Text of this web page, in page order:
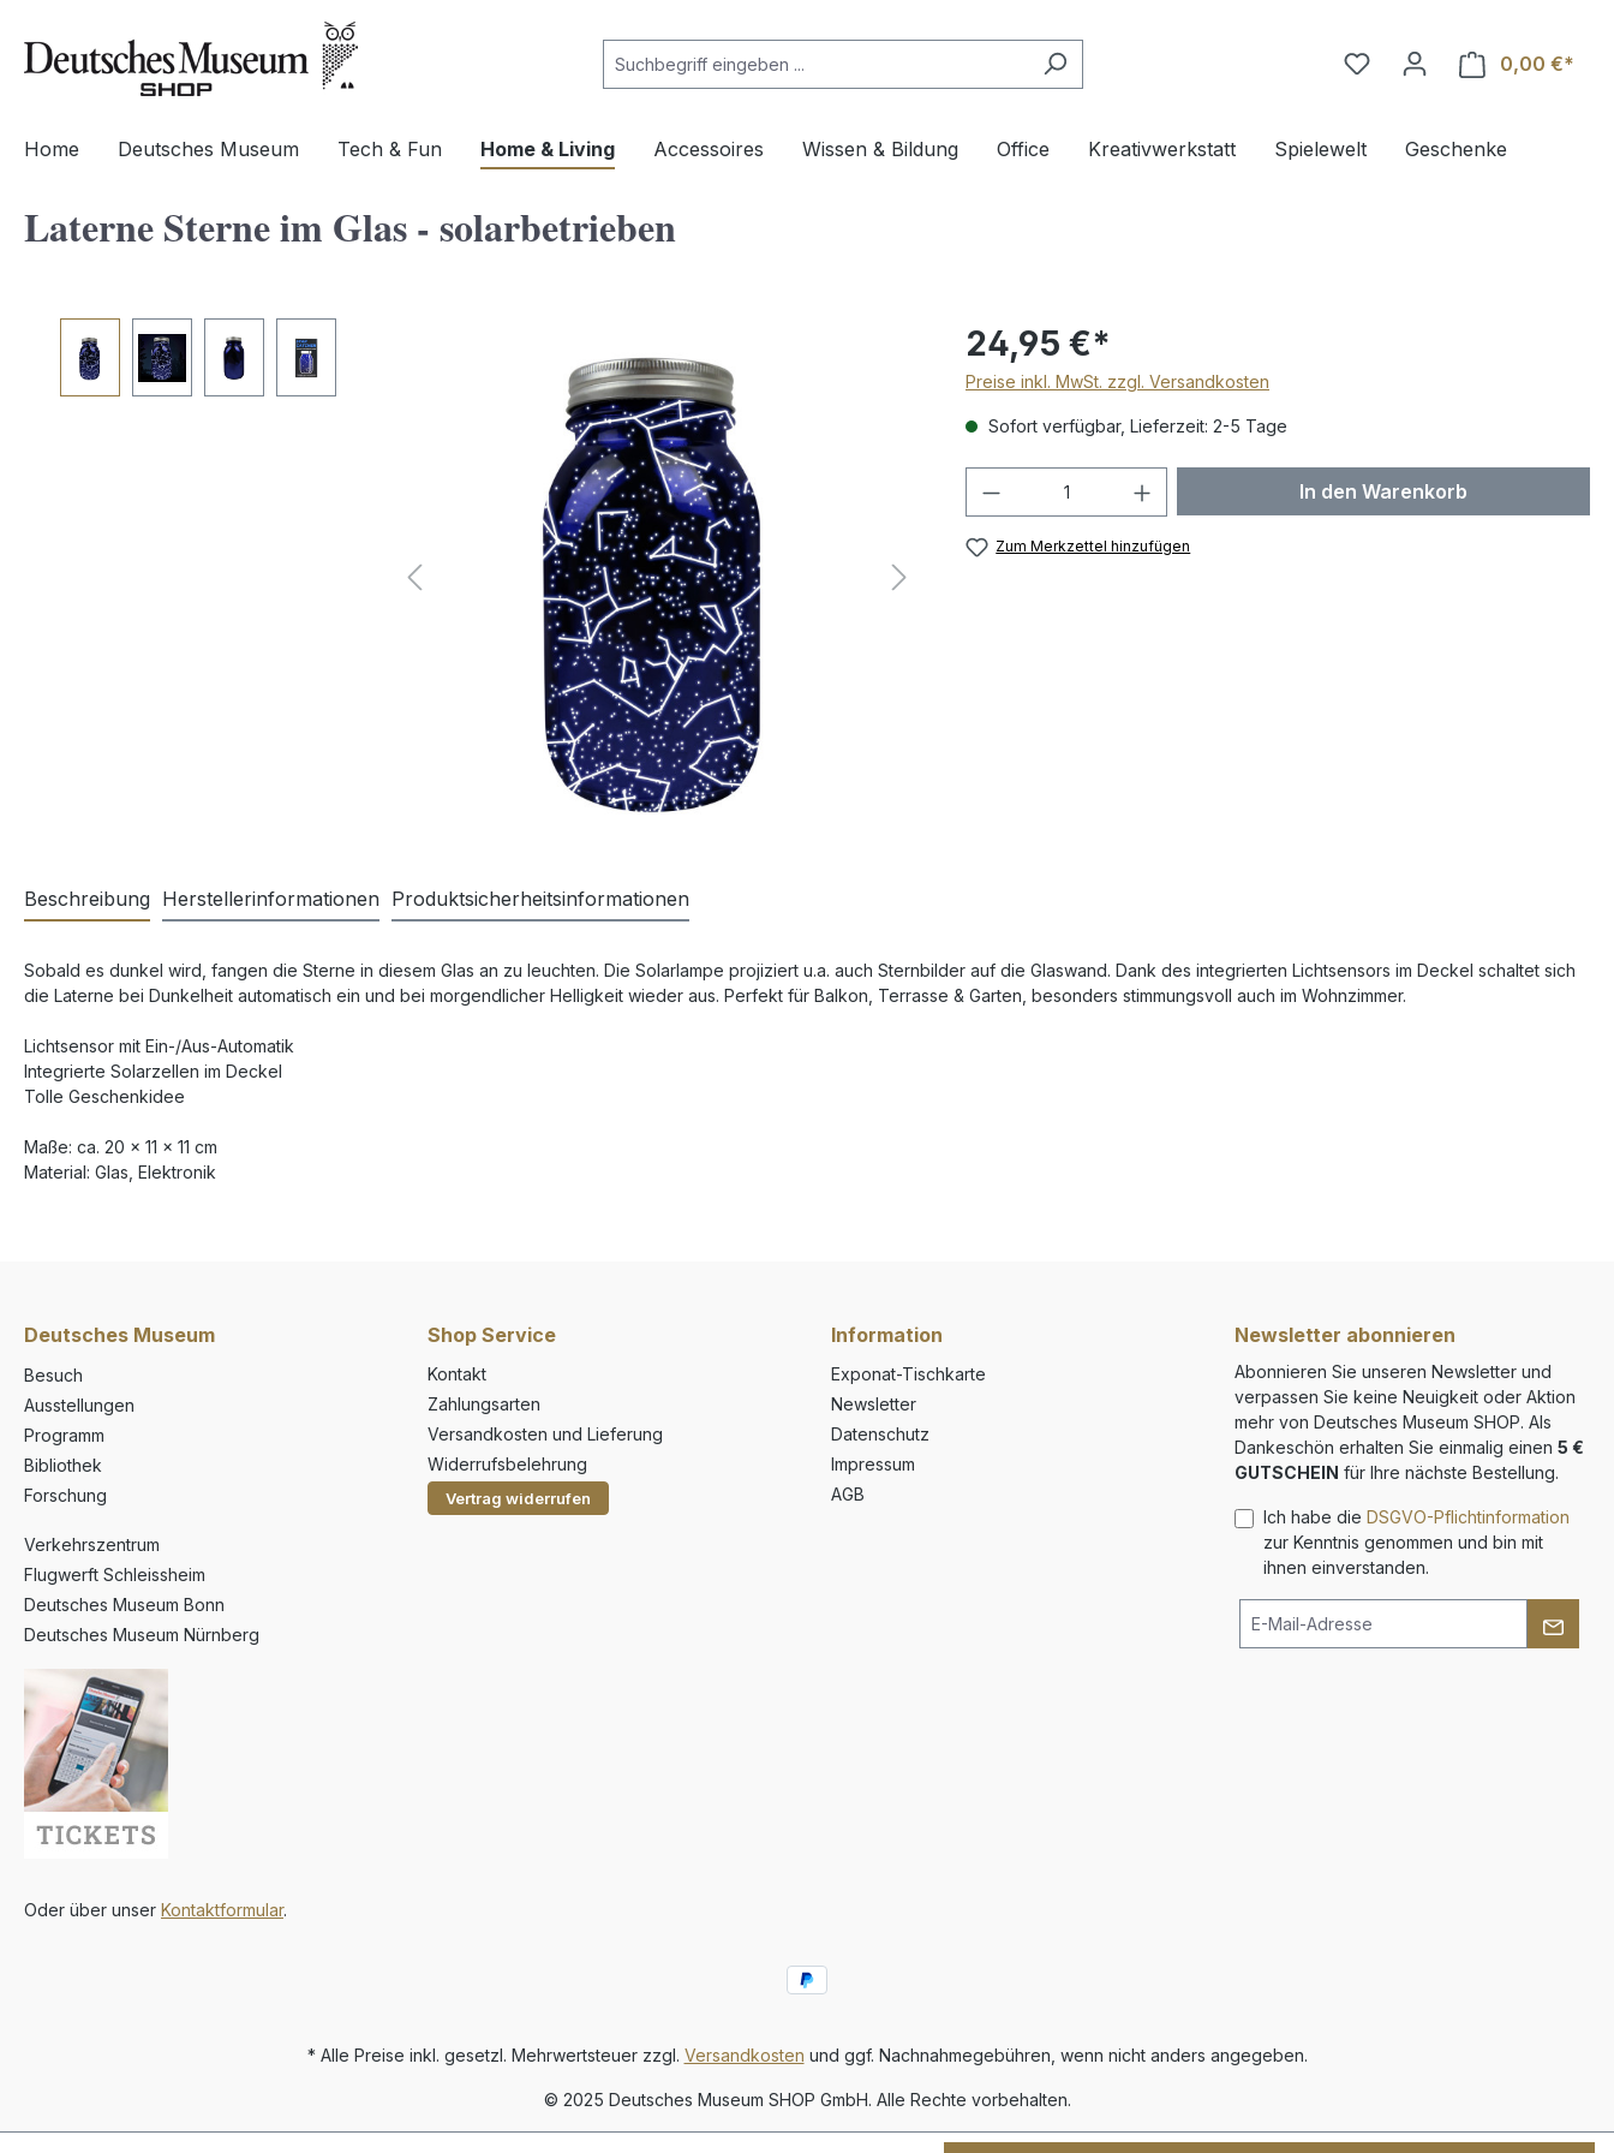
Zur Hauptnavigation springen
0,00 €*
Home Deutsches Museum Tech & Fun Home & Living Accessoires Wissen & Bildung Office Kreativwerkstatt Spielewelt Geschenke
Laterne Sterne im Glas - solarbetrieben
Bildergalerie überspringen 24,95 €*
Preise inkl. MwSt. zzgl. Versandkosten
Sofort verfügbar, Lieferzeit: 2-5 Tage
Produkt Anzahl: Gib den gewünschten Wert
In den Warenkorb
Zum Merkzettel hinzufügen
Beschreibung Herstellerinformationen Produktsicherheitsinformationen
Sobald es dunkel wird, fangen die Sterne in diesem Glas an zu leuchten. Die Solarlampe projiziert u.a. auch Sternbilder auf die Glaswand. Dank des integrierten Lichtsensors im Deckel schaltet sich
die Laterne bei Dunkelheit automatisch ein und bei morgendlicher Helligkeit wieder aus. Perfekt für Balkon, Terrasse & Garten, besonders stimmungsvoll auch im Wohnzimmer.
Lichtsensor mit Ein-/Aus-Automatik
Integrierte Solarzellen im Deckel
Tolle Geschenkidee
Maße: ca. 20 x 11 x 11 cm
Material: Glas, Elektronik
Deutsches Museum
Besuch
Ausstellungen
Programm
Bibliothek
Forschung
Verkehrszentrum
Flugwerft Schleissheim
Deutsches Museum Bonn
Deutsches Museum Nürnberg
Oder über unser Kontaktformular.
Shop Service
Kontakt
Zahlungsarten
Versandkosten und Lieferung
Widerrufsbelehrung
Vertrag widerrufen
Information
Exponat-Tischkarte
Newsletter
Datenschutz
Impressum
AGB
Newsletter abonnieren
Abonnieren Sie unseren Newsletter und
verpassen Sie keine Neuigkeit oder Aktion
mehr von Deutsches Museum SHOP. Als
Dankeschön erhalten Sie einmalig einen 5 €
GUTSCHEIN für Ihre nächste Bestellung.
Ich habe die DSGVO-Pflichtinformation
zur Kenntnis genommen und bin mit
ihnen einverstanden.
* Alle Preise inkl. gesetzl. Mehrwertsteuer zzgl. Versandkosten und ggf. Nachnahmegebühren, wenn nicht anders angegeben.
© 2025 Deutsches Museum SHOP GmbH. Alle Rechte vorbehalten.